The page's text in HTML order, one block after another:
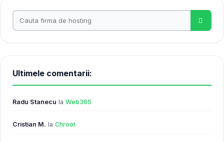
Ultimele comentarii:
Radu Stanecu la Web365
Cristian M. la Chroot